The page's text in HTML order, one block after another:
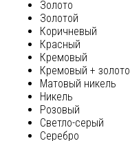
Золото
Золотой
Коричневый
Красный
Кремовый
Кремовый + золото
Матовый никель
Никель
Розовый
Светло-серый
Серебро